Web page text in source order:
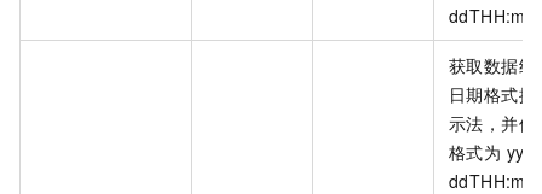
获取数据结
日期格式
示法，并使
格式为